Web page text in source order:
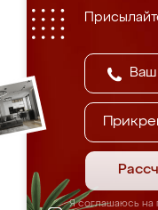
Я соглашаюсь на